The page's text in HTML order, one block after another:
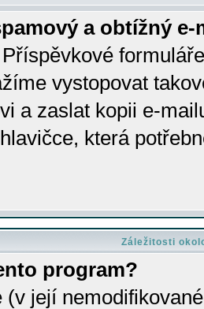
a obtížný
vystopovat
a zaslat kopii e-
která
Záležitosti
program?
(v její